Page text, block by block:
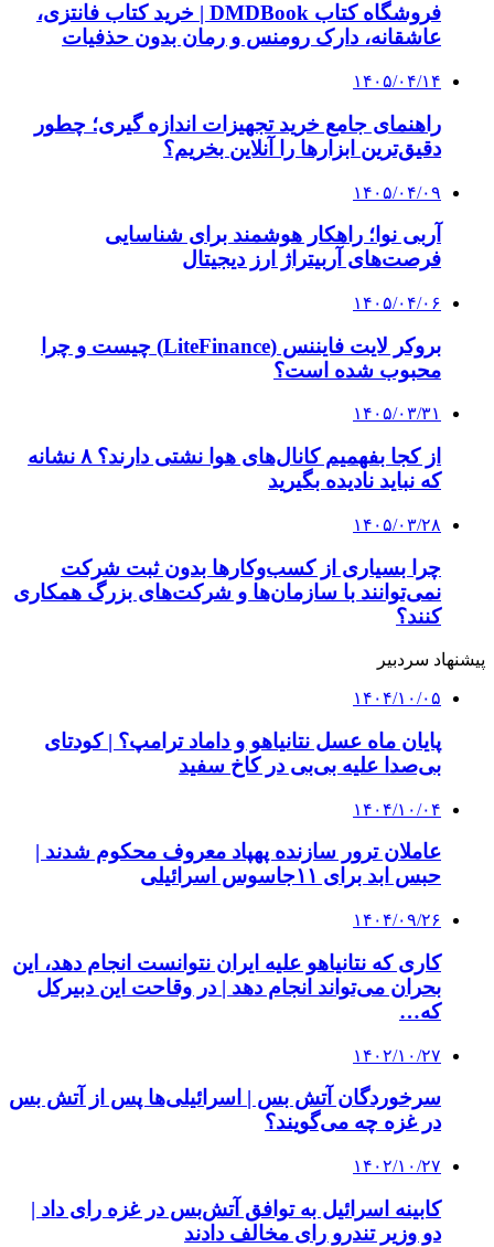
فروشگاه کتاب DMDBook | خرید کتاب فانتزی،
عاشقانه، دارک رومنس و رمان بدون حذفیات
۱۴۰۵/۰۴/۱۴
راهنمای جامع خرید تجهیزات اندازه گیری؛ چطور
دقیق‌ترین ابزارها را آنلاین بخریم؟
۱۴۰۵/۰۴/۰۹
آربی نوا؛ راهکار هوشمند برای شناسایی
فرصت‌های آربیتراژ ارز دیجیتال
۱۴۰۵/۰۴/۰۶
بروکر لایت فایننس (LiteFinance) چیست و چرا
محبوب شده است؟
۱۴۰۵/۰۳/۳۱
از کجا بفهمیم کانال‌های هوا نشتی دارند؟ ۸ نشانه
که نباید نادیده بگیرید
۱۴۰۵/۰۳/۲۸
چرا بسیاری از کسب‌وکارها بدون ثبت شرکت
نمی‌توانند با سازمان‌ها و شرکت‌های بزرگ همکاری
کنند؟
پیشنهاد سردبیر
۱۴۰۴/۱۰/۰۵
پایان ماه عسل نتانیاهو و داماد ترامپ؟ | کودتای
بی‌صدا علیه بی‌بی در کاخ سفید
۱۴۰۴/۱۰/۰۴
عاملان ترور سازنده پهپاد معروف محکوم شدند |
حبس ابد برای ۱۱جاسوس اسرائیلی
۱۴۰۴/۰۹/۲۶
کاری که نتانیاهو علیه ایران نتوانست انجام دهد، این
بحران می‌تواند انجام دهد | در وقاحت این دبیرکل
که…
۱۴۰۲/۱۰/۲۷
سرخوردگان آتش بس | اسرائیلی‌ها پس از آتش بس
در غزه چه می‌گویند؟
۱۴۰۲/۱۰/۲۷
کابینه اسرائیل به توافق آتش‌بس در غزه رای داد |
دو وزیر تندرو رای مخالف دادند